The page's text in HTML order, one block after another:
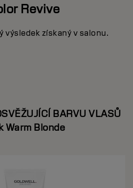
Revive
výsledek získaný v salonu.
BARVU VLASŮ
Warm Blonde